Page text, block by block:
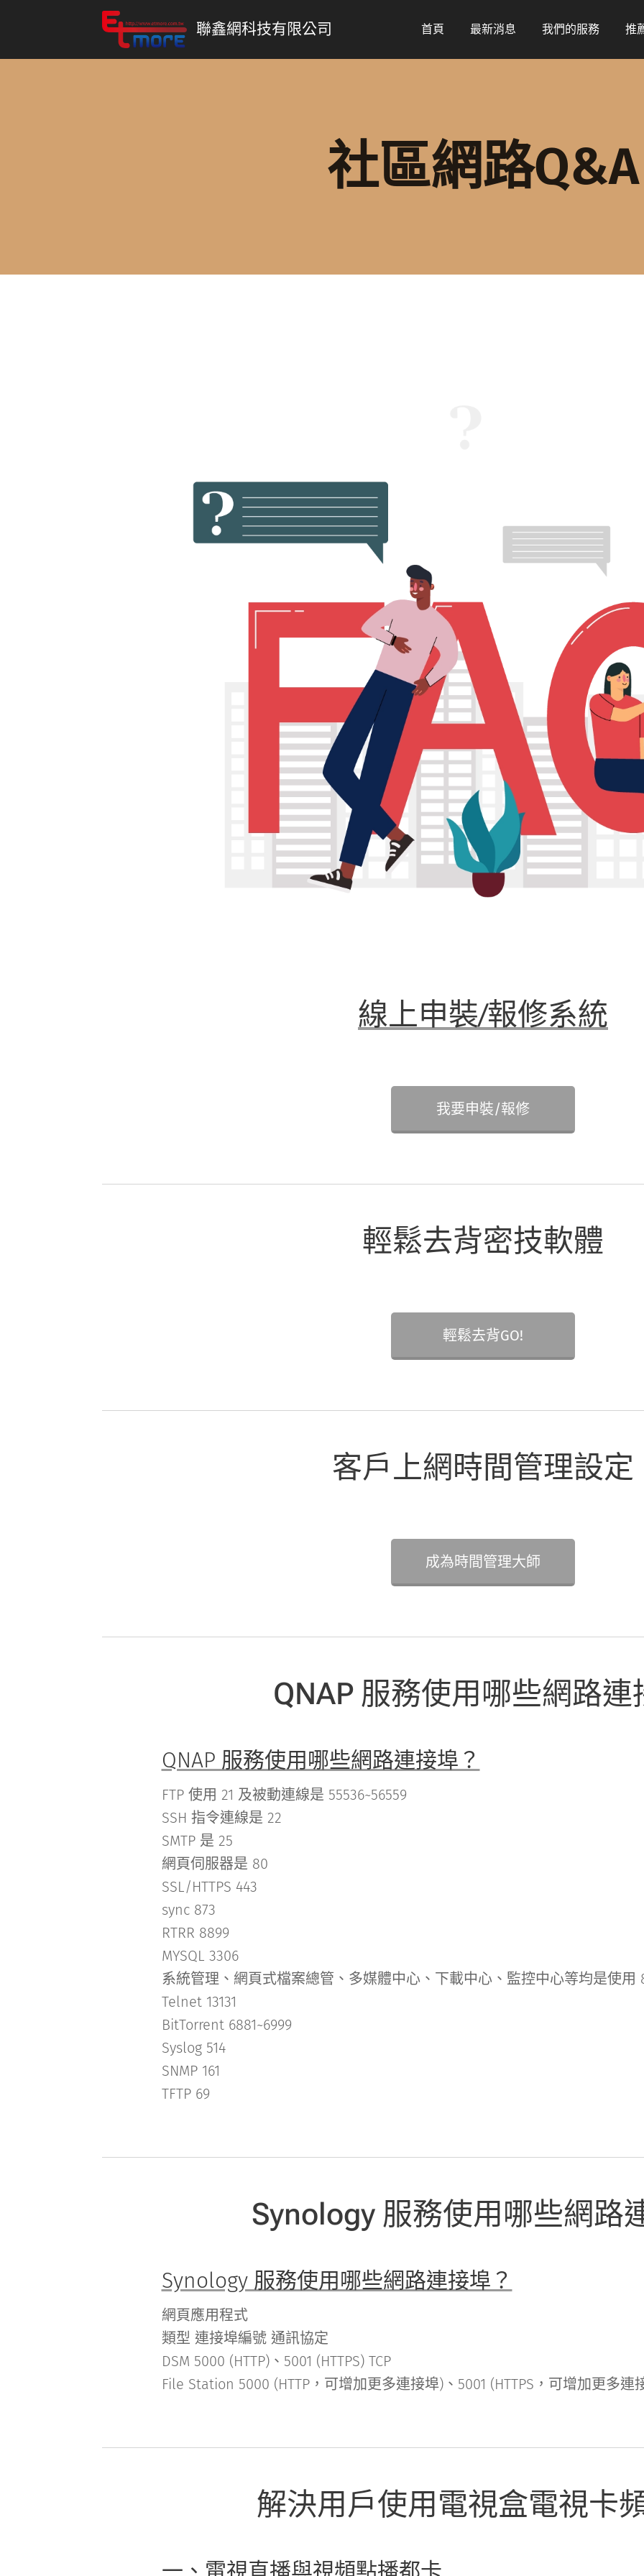
聯鑫網科技有限公司 首頁 最新消息 我們的服務 推
社區網路Q&A
線上申裝/報修系統
我要申裝/報修
輕鬆去背密技軟體
輕鬆去背GO!
客戶上網時間管理設定
成為時間管理大師
QNAP 服務使用哪些網路連
QNAP 服務使用哪些網路連接埠？
FTP 使用 21 及被動連線是 55536~56559
SSH 指令連線是 22
SMTP 是 25
網頁伺服器是 80
SSL/HTTPS 443
sync 873
RTRR 8899
MYSQL 3306
系統管理、網頁式檔案總管、多媒體中心、下載中心、監控中心等均是使用
Telnet 13131
BitTorrent 6881~6999
Syslog 514
SNMP 161
TFTP 69
Synology 服務使用哪些網路
Synology 服務使用哪些網路連接埠？
網頁應用程式
類型 連接埠編號 通訊協定
DSM 5000 (HTTP)、5001 (HTTPS) TCP
File Station 5000 (HTTP，可增加更多連接埠)、5001 (HTTPS，可增加更多連
解決用戶使用電視盒電視卡